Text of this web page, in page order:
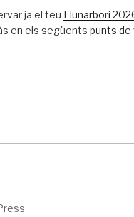
ja el teu Llunarbori
en els següents punts de